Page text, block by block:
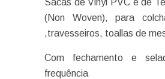
Sacas de Vinyl PVC e de
(Non Woven), para
,travesseiros, toallas de
Com fechamento e
frequência